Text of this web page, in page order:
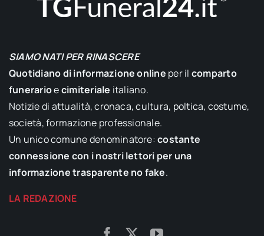
SIAMO NATI PER RINASCERE
Quotidiano di informazione online per il comparto
funerarioecimiteriale italiano.
Notizie di attualità, cronaca, cultura, poltica, costume,
società, formazione professionale.
Un unico comune denominatore:costante
connessione con i nostri lettori per una
informazione trasparente no fake.
LA REDAZIONE